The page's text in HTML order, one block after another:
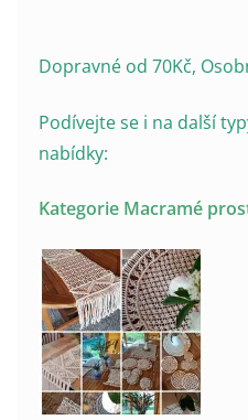
Dopravné od 70Kč,
Podívejte se i na další
nabídky:
Kategorie Macramé